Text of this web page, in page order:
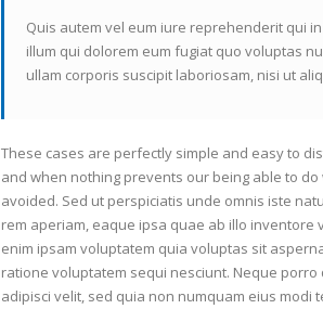
Quis autem vel eum iure reprehenderit qui
illum qui dolorem eum fugiat quo voluptas
ullam corporis suscipit laboriosam, nisi ut
These cases are perfectly simple and easy to
and when nothing prevents our being able to
avoided. Sed ut perspiciatis unde omnis iste
rem aperiam, eaque ipsa quae ab illo
enim ipsam voluptatem quia voluptas sit
ratione voluptatem sequi nesciunt. Neque
adipisci velit, sed quia non numquam eius